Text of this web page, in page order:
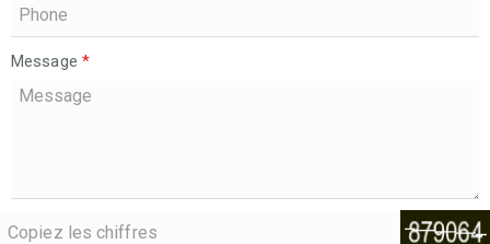
Message *